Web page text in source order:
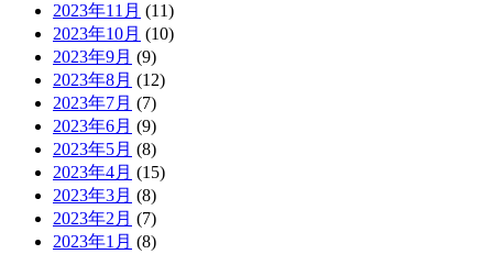
2023年11月 (11)
2023年10月 (10)
2023年9月 (9)
2023年8月 (12)
2023年7月 (7)
2023年6月 (9)
2023年5月 (8)
2023年4月 (15)
2023年3月 (8)
2023年2月 (7)
2023年1月 (8)